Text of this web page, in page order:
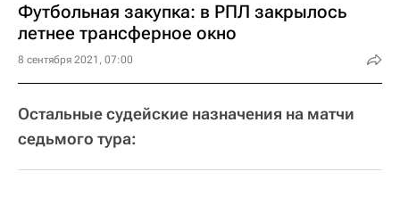
Футбольная закупка: в РПЛ закрылось
летнее трансферное окно
8 сентября 2021, 07:00
Остальные судейские назначения на матчи
седьмого тура: